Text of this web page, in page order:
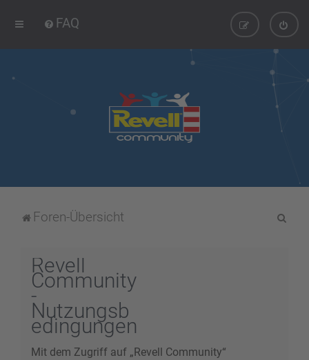
FAQ
Foren-Übersicht
Revell
Community
-
Nutzungsb
edingungen
Mit dem Zugriff auf „Revell Community“